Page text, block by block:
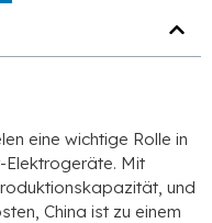
eine wichtige Rolle in
Mit
und
China ist zu einem